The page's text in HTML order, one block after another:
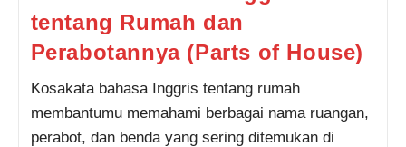
tentang Rumah dan
Perabotannya (Parts of House)
Kosakata bahasa Inggris tentang rumah
membantumu memahami berbagai nama ruangan,
perabot, dan benda yang sering ditemukan di
melakukan pendaftaran program
Integrated Speaking 1 Bulan 3
jam yang lalu.